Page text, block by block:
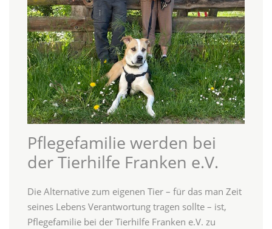
Pflegefamilie werden bei
der Tierhilfe Franken e.V.
Die Alternative zum eigenen Tier – für das man Zeit
seines Lebens Verantwortung tragen sollte – ist,
Pflegefamilie bei der Tierhilfe Franken e.V. zu